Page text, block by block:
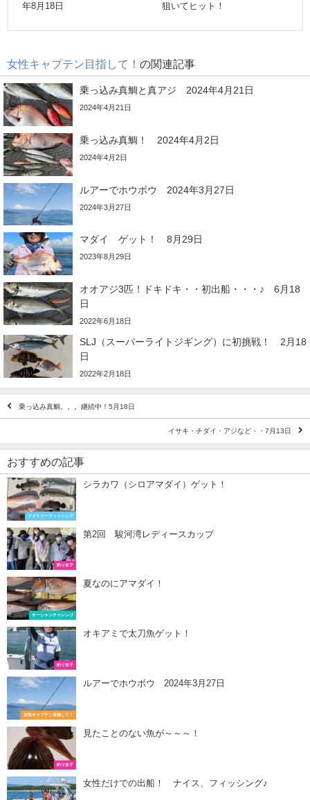
年8月18日
狙いてヒット！
女性キャプテン目指して！ の関連記事
乗っ込み真鯛と真アジ 2024年4月21日
2024年4月21日
乗っ込み真鯛！ 2024年4月2日
2024年4月2日
ルアーでホウボウ 2024年3月27日
2024年3月27日
マダイ ゲット！ 8月29日
2023年8月29日
オオアジ3匹！ドキドキ・・初出船・・・♪ 6月18
日
2022年6月18日
SLJ（スーパーライトジギング）に初挑戦！ 2月18
日
2022年2月18日
乗っ込み真鯛。。。継続中！5月18日
イサキ・チダイ・アジなど・・7月13日
おすすめの記事
ファミリーフィッシング
シラカワ（シロアマダイ）ゲット！
釣り女子
第2回 駿河湾レディースカップ
オーシャンチャレンジ
夏なのにアマダイ！
釣り女子
オキアミで太刀魚ゲット！
女性キャプテン目指して！
ルアーでホウボウ 2024年3月27日
釣り女子
見たことのない魚が～～～！
女性だけでの出船！ ナイス、フィッシング♪